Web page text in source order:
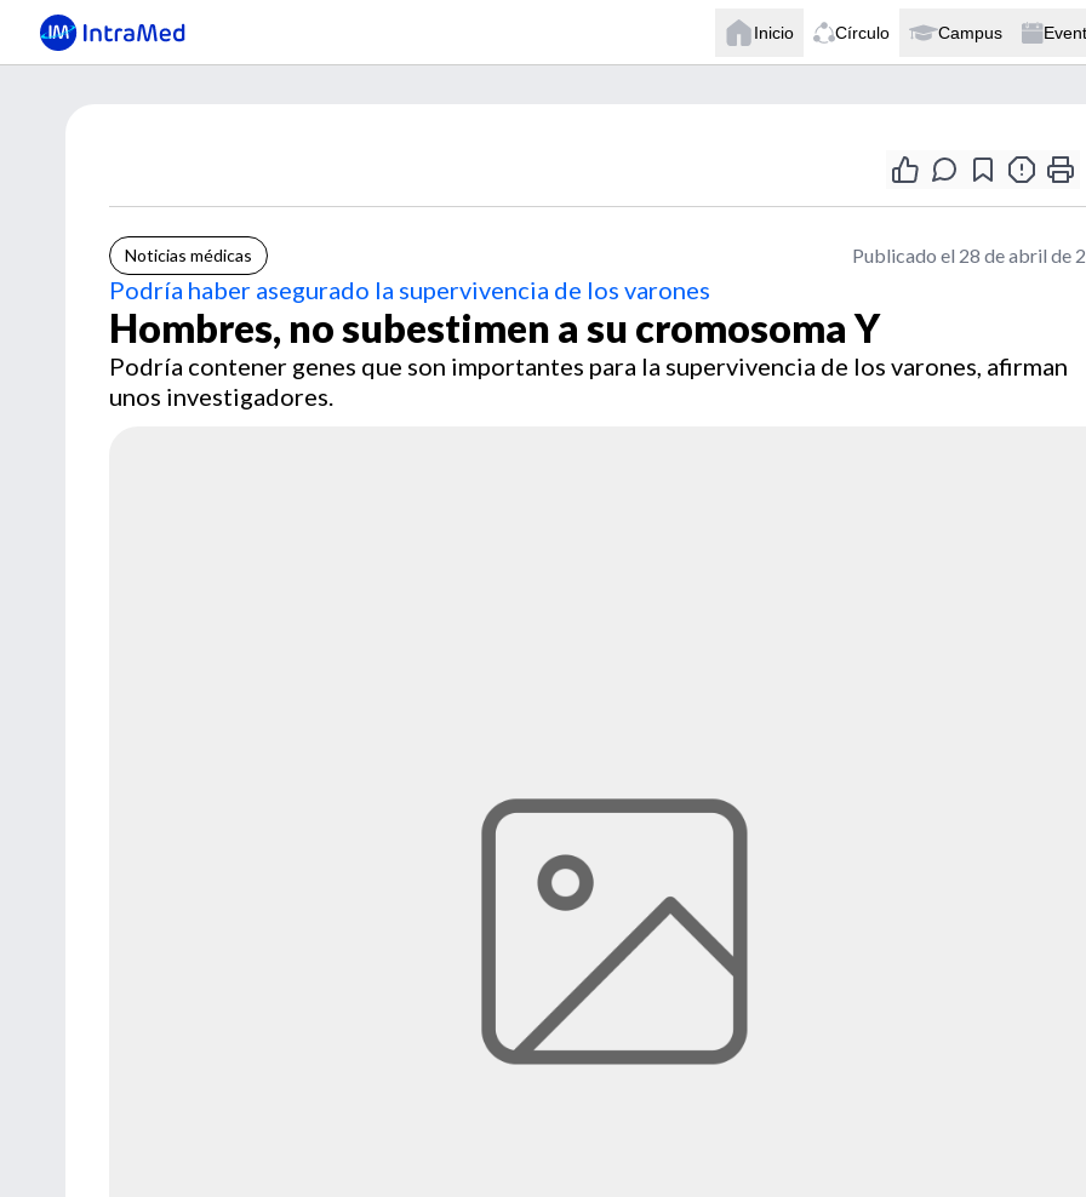
Inicio Círculo Campus
Noticias médicas Publicado el 28 de abril de
Podría haber asegurado la supervivencia de los varones
Hombres, no subestimen a su cromosoma Y
Podría contener genes que son importantes para la supervivencia de los varones, afirman
unos investigadores.